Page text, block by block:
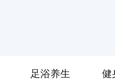
足浴养生 健